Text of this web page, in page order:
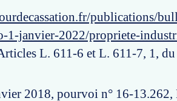
publications/
1-janvier-2022/propriete-
L. 611-6 et L. 611-7, 1,
2018, pourvoi n° 16-